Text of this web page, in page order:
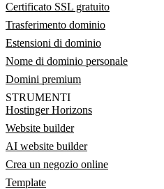
Certificato SSL gratuito
Trasferimento dominio
Estensioni di dominio
Nome di dominio personale
Domini premium
STRUMENTI
Hostinger Horizons
Website builder
AI website builder
Crea un negozio online
Template